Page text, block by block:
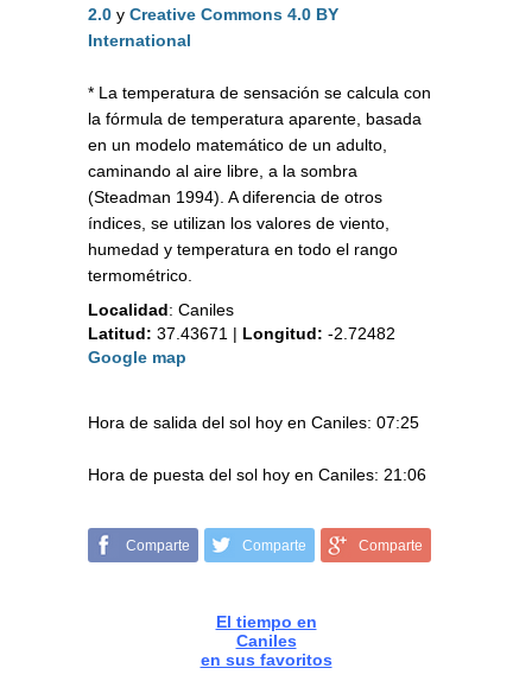
2.0 y Creative Commons 4.0 BY
International
* La temperatura de sensación se calcula con
la fórmula de temperatura aparente, basada
en un modelo matemático de un adulto,
caminando al aire libre, a la sombra
(Steadman 1994). A diferencia de otros
índices, se utilizan los valores de viento,
humedad y temperatura en todo el rango
termométrico.
Localidad: Caniles
Latitud: 37.43671 | Longitud: -2.72482
Google map
Hora de salida del sol hoy en Caniles: 07:25
Hora de puesta del sol hoy en Caniles: 21:06
Comparte Comparte Comparte
El tiempo en
Caniles
en sus favoritos